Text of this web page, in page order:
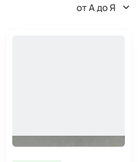
от А до Я